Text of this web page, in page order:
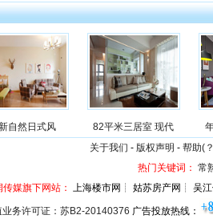
自然日式风 82平米三居室 现代
关于我们 - 版权声明 - 帮助(
热门关键词： 常
传媒旗下网站： 上海楼市网┊ 姑苏房产网┊ 吴
务许可证：苏B2-20140376 广告投放热线：